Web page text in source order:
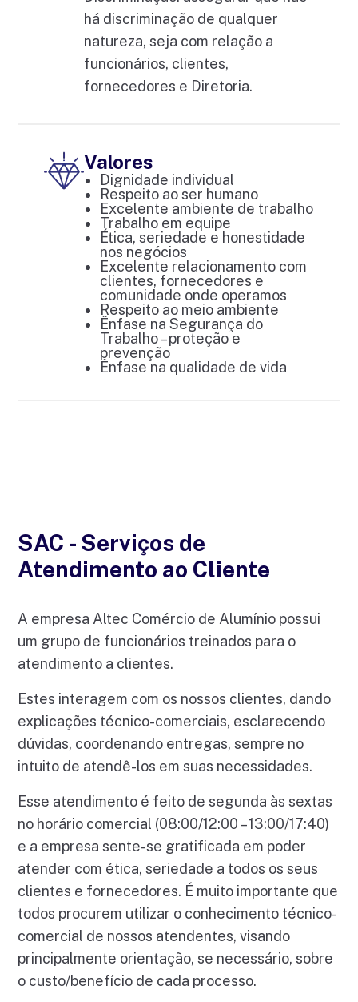
há discriminação de qualquer
natureza, seja com relação a
funcionários, clientes,
fornecedores e Diretoria.
Valores
Dignidade individual
Respeito ao ser humano
Excelente ambiente de trabalho
Trabalho em equipe
Ética, seriedade e honestidade
nos negócios
Excelente relacionamento com
clientes, fornecedores e
comunidade onde operamos
Respeito ao meio ambiente
Ênfase na Segurança do
Trabalho – proteção e
prevenção
Ênfase na qualidade de vida
SAC - Serviços de
Atendimento ao Cliente
A empresa Altec Comércio de Alumínio possui
um grupo de funcionários treinados para o
atendimento a clientes.
Estes interagem com os nossos clientes, dando
explicações técnico-comerciais, esclarecendo
dúvidas, coordenando entregas, sempre no
intuito de atendê-los em suas necessidades.
Esse atendimento é feito de segunda às sextas
no horário comercial (08:00/12:00 – 13:00/17:40)
e a empresa sente-se gratificada em poder
atender com ética, seriedade a todos os seus
clientes e fornecedores. É muito importante que
todos procurem utilizar o conhecimento técnico-
comercial de nossos atendentes, visando
principalmente orientação, se necessário, sobre
o custo/benefício de cada processo.